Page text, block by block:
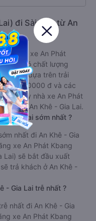
đi Sài Gòn từ An
là 4.6/5 xe An Phát
có chất lượng
Gia Lai dựa trên trải
từ 380000 đ và các
ngày nhà xe An Phát
Gòn đi An Khê - Gia Lai.
- Gia Lai sớm nhất ?
nhất đi An Khê - Gia
xe An Phát Kbang
Lai) sẽ bắt đầu xuất
trả khách ở An Khê -
- Gia Lai trễ nhất ?
nhất đi An Khê - Gia
xe An Phát Kbang